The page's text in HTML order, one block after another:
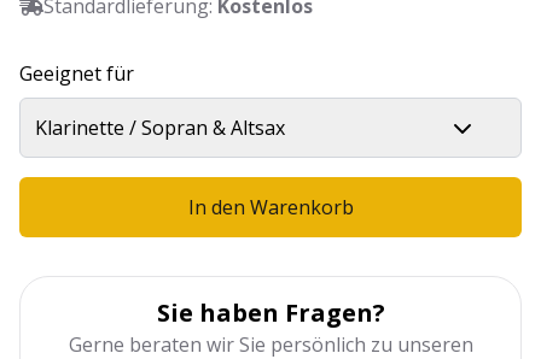
Standardlieferung: Kostenlos
Geeignet für
Klarinette / Sopran & Altsax
In den Warenkorb
Sie haben Fragen?
Gerne beraten wir Sie persönlich zu unseren